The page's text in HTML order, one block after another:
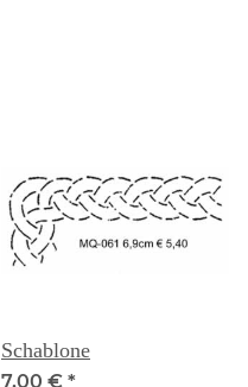
Schablone
7,00 € *